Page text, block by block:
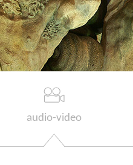
audio-video